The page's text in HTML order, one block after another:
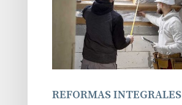
REFORMAS INTEGRALES